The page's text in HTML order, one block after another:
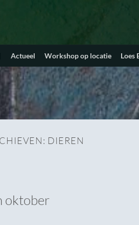
Actueel Workshop op locatie Loes
DIEREN
oktober